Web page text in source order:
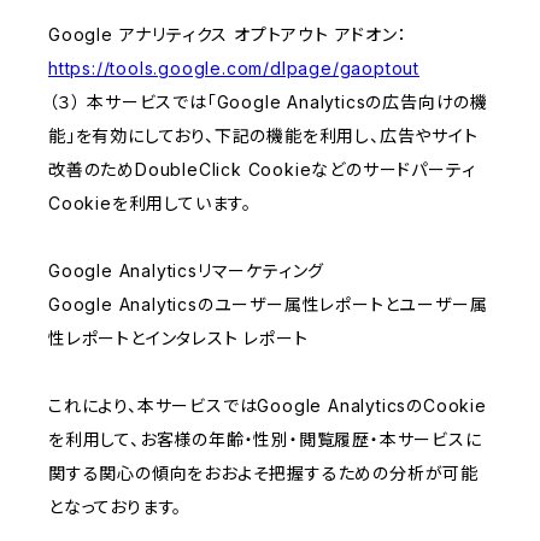
Google アナリティクス オプトアウト アドオン：
https://tools.google.com/dlpage/gaoptout
（３） 本サービスでは「Google Analyticsの広告向けの機
能」を有効にしており、下記の機能を利用し、広告やサイト
改善のためDoubleClick Cookieなどのサードパーティ
Cookieを利用しています。
Google Analyticsリマーケティング
Google Analyticsのユーザー属性レポートとユーザー属
性レポートとインタレスト レポート
これにより、本サービスではGoogle AnalyticsのCookie
を利用して、お客様の年齢・性別・閲覧履歴・本サービスに
関する関心の傾向をおおよそ把握するための分析が可能
となっております。